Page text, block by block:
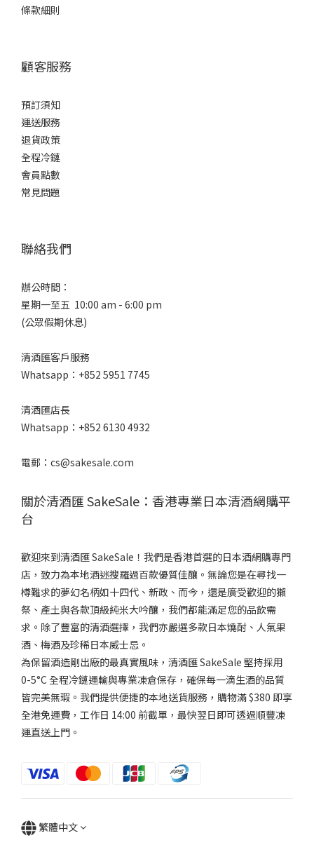
容
1.8L
酒
精
度%
17 -
20%
口
辛
口
微
(1)
風
味
微
濃
(1)
氣
微
強
香
(1)
品
牌
Manotsuru
真野鶴 (1)
條款細則
顧客服務
預訂須知
運送服務
退貨政策
全程冷鏈
會員點數
常見問題
聯絡我們
辦公時間：
星期一至五 10:00 am - 6:00 pm
(公眾假期休息)
清酒匯客戶服務
Whatsapp：+852 5951 7745
清酒匯店長
Whatsapp：+852 6130 4932
電郵：cs@sakesale.com
關於清酒匯 SakeSale：香港專業日本清酒網購平
台
歡迎來到清酒匯 SakeSale！我們是香港首選的日本酒網購專門
店，致力為本地酒迷搜羅過百款優質佳釀。無論您是在尋找一
樽難求的夢幻名柄如十四代、新政、而今，還是廣受歡迎的獺
祭、產土與各款頂級純米大吟釀，我們都能滿足您的品飲需
求。除了豐富的清酒選擇，我們亦嚴選多款日本燒酎、人氣果
酒、梅酒及珍稀日本威士忌。
為保留酒造剛出廠的最真實風味，清酒匯 SakeSale 堅持採用
0-5°C 全程冷鏈運輸與專業凍倉保存，確保每一滴生酒的品質
皆完美無瑕。我們提供便捷的本地送貨服務，購物滿 $380 即享
全港免運費，工作日 14:00 前截單，最快翌日即可透過順豐凍
運直送上門。
繁體中文